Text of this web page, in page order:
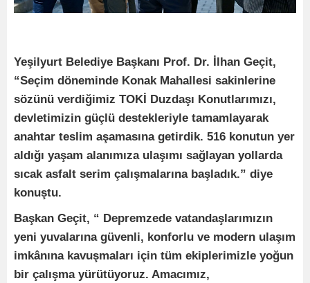
Yeşilyurt Belediye Başkanı Prof. Dr. İlhan Geçit,
“Seçim döneminde Konak Mahallesi sakinlerine
sözünü verdiğimiz TOKİ Duzdaşı Konutlarımızı,
devletimizin güçlü destekleriyle tamamlayarak
anahtar teslim aşamasına getirdik. 516 konutun yer
aldığı yaşam alanımıza ulaşımı sağlayan yollarda
sıcak asfalt serim çalışmalarına başladık.” diye
konuştu.
Başkan Geçit, “ Depremzede vatandaşlarımızın
yeni yuvalarına güvenli, konforlu ve modern ulaşım
imkânına kavuşmaları için tüm ekiplerimizle yoğun
bir çalışma yürütüyoruz. Amacımız,